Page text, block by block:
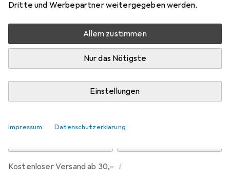
Dritte und Werbepartner weitergegeben werden.
Allem zustimmen
Nur das Nötigste
Einstellungen
Impressum Datenschutzerklärung
Zwischen Mo, 10.8. und Mi, 12.8. geliefert
Mehr als 10 Stück an Lager beim Drittanbieter
Lieferort angeben für genaue Lieferzeit
Angebot von i
Metamorph GmbHDE
Kostenloser Versand ab 30,– i